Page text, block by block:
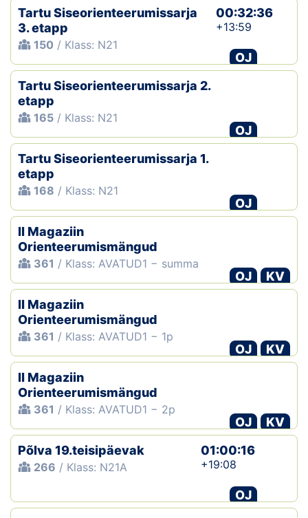
Tartu Siseorienteerumissarja
3. etapp
150 / Klass: N21
00:32:36
+13:59
OJ
Tartu Siseorienteerumissarja 2.
etapp
165 / Klass: N21
OJ
Tartu Siseorienteerumissarja 1.
etapp
168 / Klass: N21
OJ
II Magaziin
Orienteerumismängud
361 / Klass: AVATUD1 − summa
OJ
KV
II Magaziin
Orienteerumismängud
361 / Klass: AVATUD1 − 1p
OJ
KV
II Magaziin
Orienteerumismängud
361 / Klass: AVATUD1 − 2p
OJ
KV
Põlva 19.teisipäevak
266 / Klass: N21A
01:00:16
+19:08
OJ